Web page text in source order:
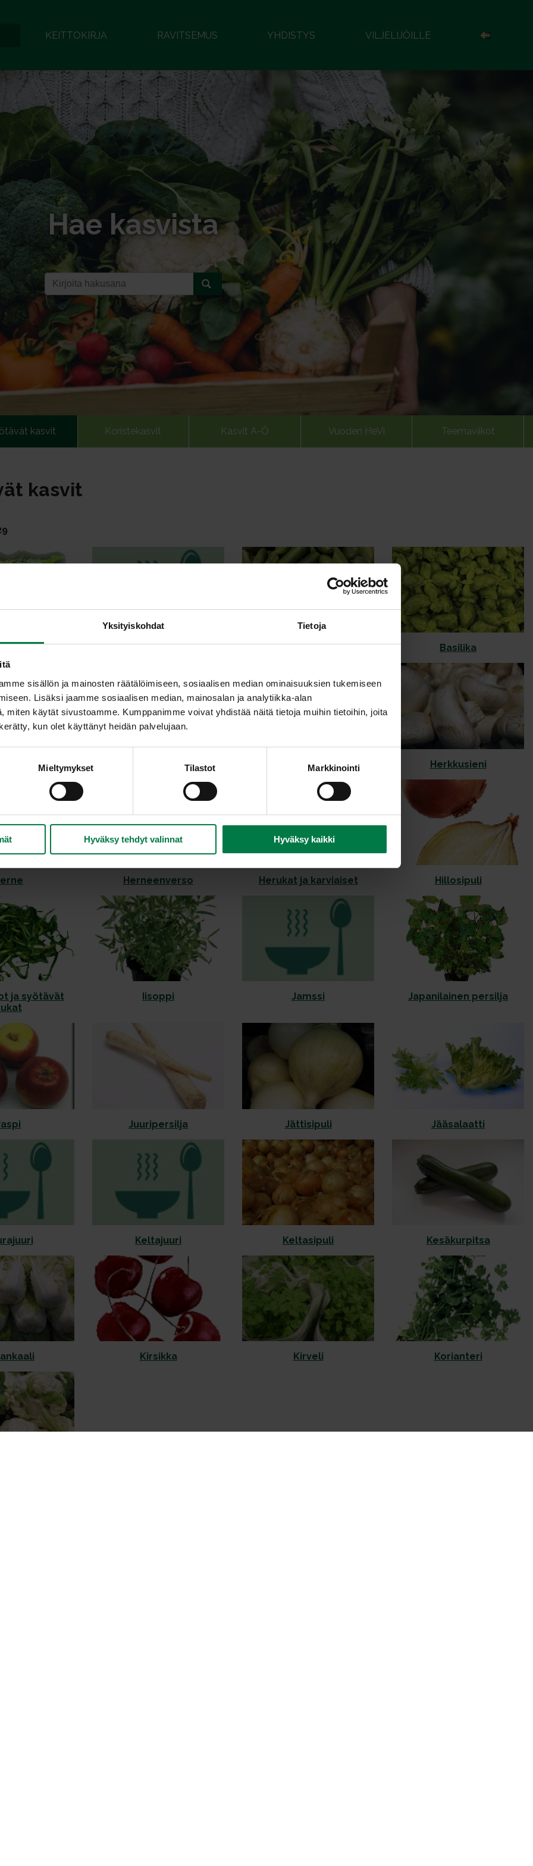
Yksityiskohdat Tietoja
sisällön ja mainosten räätälöimiseen, sosiaalisen median ominaisuuksien tukemiseen
Lisäksi jaamme sosiaalisen median, mainosalan ja analytiikka-alan
miten käytät sivustoamme. Kumppanimme voivat yhdistää näitä tietoja muihin tietoihin, joita
kun olet käyttänyt heidän palvelujaan.
Mieltymykset Tilastot Markkinointi
Hyväksy tehdyt valinnat Hyväksy kaikki
KEITTOKIRJA RAVITSEMUS YHDISTYS VILJELIJÖILLE
Hae kasvista
kasvit Koristekasvit Kasvit A-Ö Vuoden HeVi Teemaviikot
kasvit
Auringonkukan verso Avomaankurkku Basilika
Bataviasalaatti Erikoismarjat Herkkusieni
Herneenverso Herukat ja karviaiset Hillosipuli
ja syötävät
Iisoppi Jamssi Japanilainen persilja
Juuripersilja Jättisipuli Jääsalaatti
Keltajuuri Keltasipuli Kesäkurpitsa
Kirsikka Kirveli Korianteri